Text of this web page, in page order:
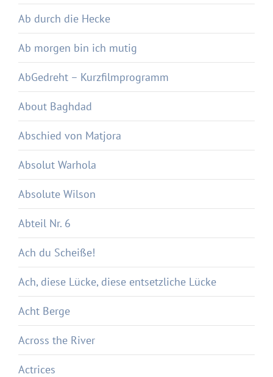
Ab durch die Hecke
Ab morgen bin ich mutig
AbGedreht – Kurzfilmprogramm
About Baghdad
Abschied von Matjora
Absolut Warhola
Absolute Wilson
Abteil Nr. 6
Ach du Scheiße!
Ach, diese Lücke, diese entsetzliche Lücke
Acht Berge
Across the River
Actrices